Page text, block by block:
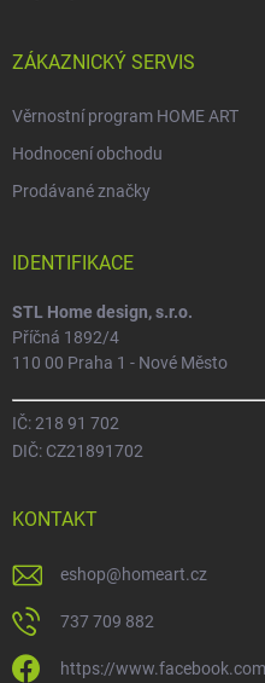
ZÁKAZNICKÝ SERVIS
Věrnostní program HOME ART
Hodnocení obchodu
Prodávané značky
IDENTIFIKACE
STL Home design, s.r.o.
Příčná 1892/4
110 00 Praha 1 - Nové Město
IČ: 218 91 702
DIČ: CZ21891702
KONTAKT
eshop@homeart.cz
737 709 882
https://